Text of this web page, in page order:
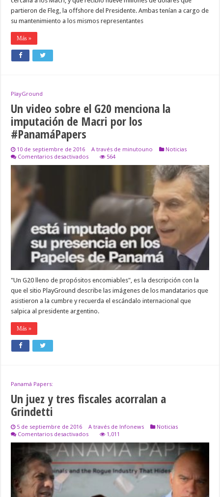
partieron de Fleg, la offshore del Presidente. Ambas tenían a cargo de
su mantenimiento a los mismos representantes
Más »
PlayGround
Un video sobre el G20 menciona la
imputación de Macri por los
#PanamáPapers
10 de septiembre de 2016 A través de minutouno
Noticias
Comentarios desactivadosen
menciona
imputación
de
Macri
por
los
#PanamáPapers
564
"Un G20 lleno de propósitos encomiables", es la descripción con la
que el sitio PlayGround describe las imágenes de los mandatarios que
asistieron a la cumbre y recuerda el escándalo internacional que
salpica al presidente argentino.
Más »
Panamá Papers:
Un juez y tres fiscales acorralan a
Grindetti
5 de septiembre de 2016 A través de Infonews
Noticias
Comentarios desactivadosen
Un
juez
y
tres
fiscales
acorralan
Grindetti
1,011